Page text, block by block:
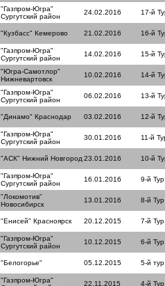
"Газпром-Югра"
Сургутский район
24.02.2016 17-й
"Кузбасс" Кемерово 21.02.2016 16-й
"Газпром-Югра"
Сургутский район
14.02.2016 15-й
"Югра-Самотлор"
Нижневартовск
10.02.2016 14-й
"Газпром-Югра"
Сургутский район
06.02.2016 13-й
"Динамо" Краснодар 03.02.2016 12-й
"Газпром-Югра"
Сургутский район
30.01.2016 11-й
"АСК" Нижний Новгород 23.01.2016 10-й
"Газпром-Югра"
Сургутский район
16.01.2016 9-й Тур
"Локомотив"
Новосибирск
13.01.2016 8-й Тур
"Енисей" Красноярск 20.12.2015 7-й Тур
"Газпром-Югра"
Сургутский район
10.12.2015 6-й Тур
"Белогорье" 05.12.2015 5-й тур
"Газпром-Югра"
22.11.2015 4-й Тур